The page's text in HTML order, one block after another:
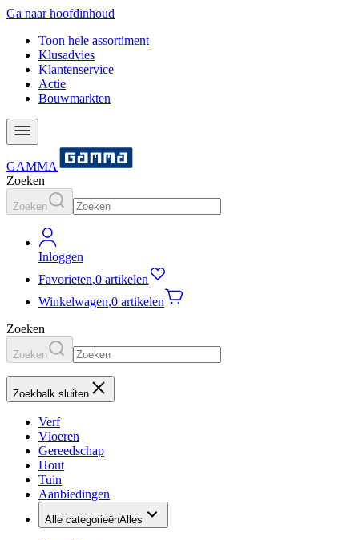
Ga naar hoofdinhoud
Toon hele assortiment
Klusadvies
Klantenservice
Actie
Bouwmarkten
GAMMA
Zoeken
Zoeken
Inloggen
Favorieten,0 artikelen
Winkelwagen,0 artikelen
Zoeken
Zoeken
Zoekbalk sluiten
Verf
Vloeren
Gereedschap
Hout
Tuin
Aanbiedingen
Alle categorieënAlles